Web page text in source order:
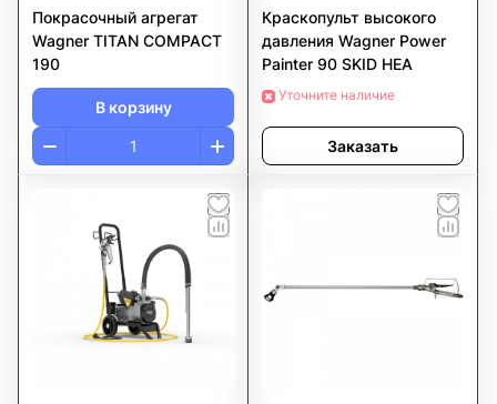
Покрасочный агрегат
Wagner TITAN COMPACT
190
В корзину
Краскопульт высокого
давления Wagner Power
Painter 90 SKID HEA
Уточните наличие
Заказать